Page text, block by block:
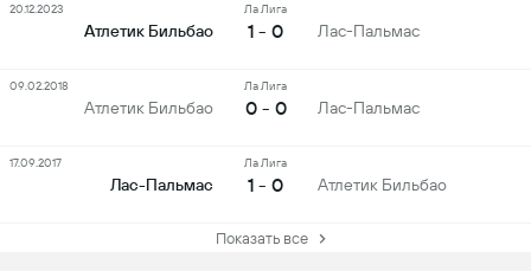
Атлетик Бильбао
Ла Лига
1 - 0 Лас-Пальмас
20.12.2023
Атлетик Бильбао
Ла Лига
0 - 0 Лас-Пальмас
09.02.2018
Лас-Пальмас
Ла Лига
1 - 0 Атлетик Бильбао
17.09.2017
Показать все